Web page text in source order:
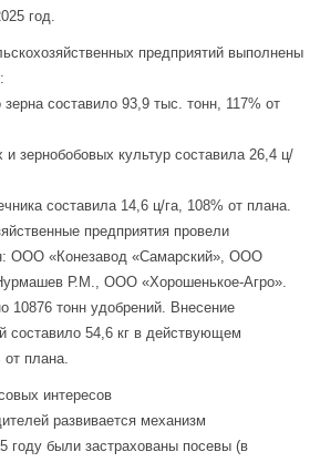
год.
предприятий выполнены
составило 93,9 тыс. тонн, 117% от
и зернобобовых культур составила 26,4 ц/
составила 14,6 ц/га, 108% от плана.
предприятия провели
ООО «Конезавод «Самарский», ООО
Р.М., ООО «Хорошенькое-Агро».
10876 тонн удобрений. Внесение
составило 54,6 кг в действующем
от плана.
интересов
развивается механизм
году были застрахованы посевы (в